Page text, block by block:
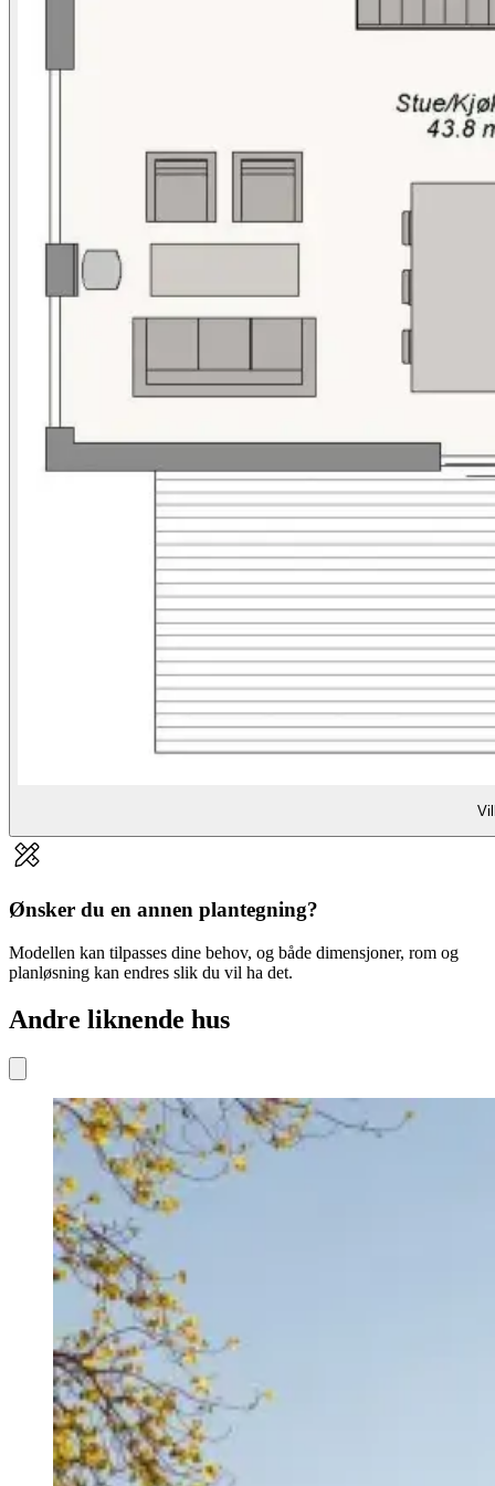
Ønsker du en annen plantegning?
Modellen kan tilpasses dine behov, og både dimensjoner, rom og
planløsning kan endres slik du vil ha det.
Andre liknende hus